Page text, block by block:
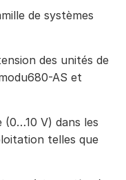
de systèmes
des unités de
AS et
(0…10 V) dans les
telles que